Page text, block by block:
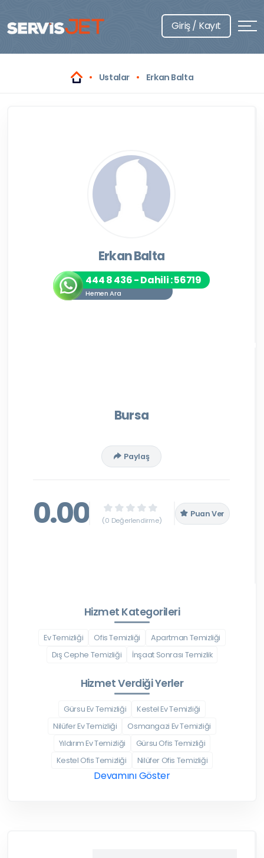
Giriş / Kayıt
Ustalar Erkan Balta
Erkan Balta
444 8 436 - Dahili : 56719
Hemen Ara
Bursa
Paylaş
0.00 (0 Değerlendirme)
Puan Ver
Hizmet Kategorileri
Ev Temizliği Ofis Temizliği
Apartman Temizliği
Dış Cephe Temizliği
İnşaat Sonrası Temizlik
Hizmet Verdiği Yerler
Gürsu Ev Temizliği
Kestel Ev Temizliği
Nilüfer Ev Temizliği
Osmangazi Ev Temizliği
Yıldırım Ev Temizliği
Gürsu Ofis Temizliği
Kestel Ofis Temizliği
Nilüfer Ofis Temizliği
Devamını Göster